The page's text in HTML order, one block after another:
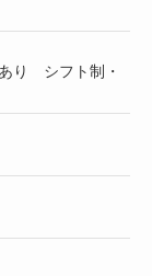
り シフト制・